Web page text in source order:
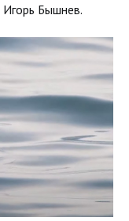
Бышнев.